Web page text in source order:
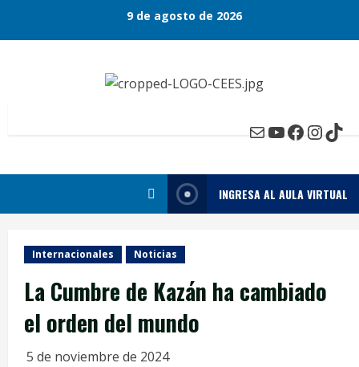
9 de agosto de 2026
MailYouTube
INGRESA AL AULA VIRTUAL
Internacionales Noticias
La Cumbre de Kazán ha cambiado
el orden del mundo
5 de noviembre de 2024